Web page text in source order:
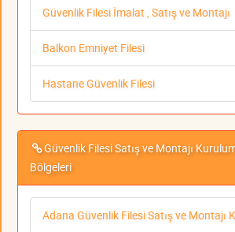
Güvenlik Filesi İmalat , Satış ve Montajı
Balkon Emniyet Filesi
Hastane Güvenlik Filesi
Güvenlik Filesi Satış ve Montajı
Bölgeleri
Adana Güvenlik Filesi Satış ve Montajı